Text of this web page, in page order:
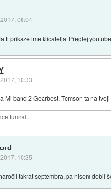
08:04
ti prikaže ime klicatelja. Preglej youtube
10:33
Mi band 2 Gearbest. Tomson ta na
tunnel..
10:35
takrat septembra, pa nisem dobil